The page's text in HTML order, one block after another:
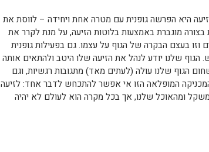
זיעה היא הפרשה גופנית עם מטרה אחת ויחידה – לווסת את
מוגברת באמצעות בלוטות הזיעה, על מנת לקרר את
וזו בעצם הבקרה של הגוף על עצמו. גם בפעילות גופנית
הגוף שלנו יודע לנהל את הזיעה שלו היטב ולהתאים אותה
הגוף שלנו עולה (לעתים מאד) מתגובות רגשיות, וגם
המופלאה הזו אי אפשר להתכחש לדבר אחד: לזיעה
ומהאוכל שלנו, אך בכל מקרה הוא לעולם לא יהיה